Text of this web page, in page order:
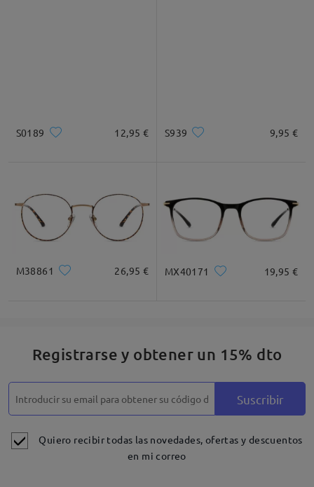
S0189 12,95 € S939 9,95 €
M38861 26,95 € MX40171 19,95 €
Registrarse y obtener un 15% dto
Suscribir
Quiero recibir todas las novedades, ofertas y descuentos
en mi correo